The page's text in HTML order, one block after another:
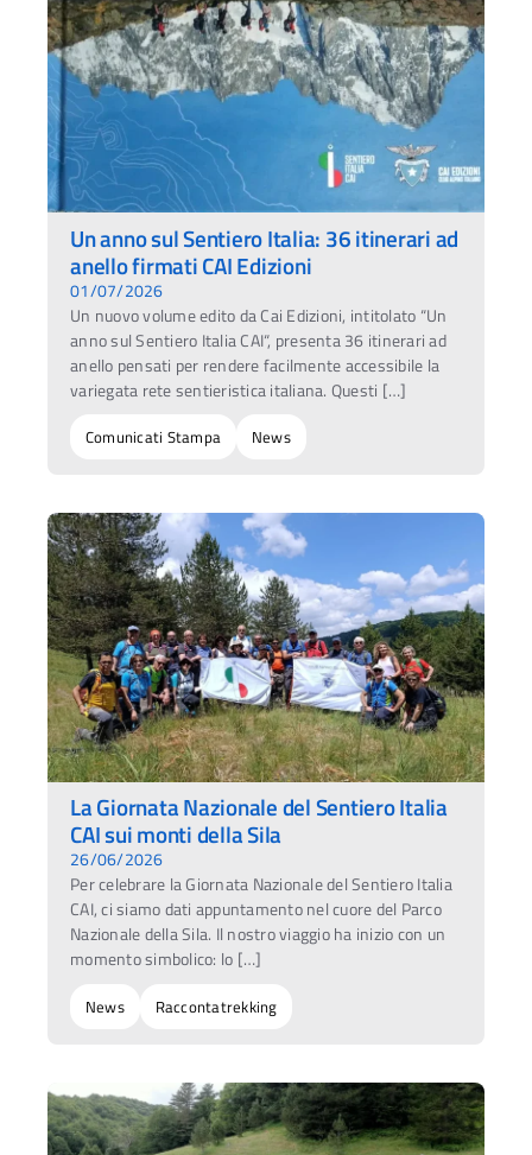
Un anno sul Sentiero Italia: 36 itinerari ad
anello firmati CAI Edizioni
01/07/2026
Un nuovo volume edito da Cai Edizioni, intitolato “Un
anno sul Sentiero Italia CAI“, presenta 36 itinerari ad
anello pensati per rendere facilmente accessibile la
variegata rete sentieristica italiana. Questi […]
Comunicati Stampa News
La Giornata Nazionale del Sentiero Italia
CAI sui monti della Sila
26/06/2026
Per celebrare la Giornata Nazionale del Sentiero Italia
CAI, ci siamo dati appuntamento nel cuore del Parco
Nazionale della Sila. Il nostro viaggio ha inizio con un
momento simbolico: lo […]
News Raccontatrekking